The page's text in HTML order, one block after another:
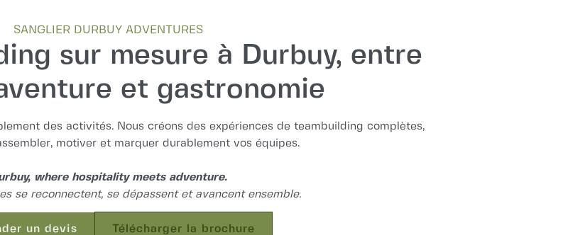
SANGLIER DURBUY ADVENTURES
sur mesure à Durbuy, entre
et gastronomie
des activités. Nous créons des expériences de teambuilding complètes,
motiver et marquer durablement vos équipes.
where hospitality meets adventure.
se reconnectent, se dépassent et avancent ensemble.
un devis Télécharger la brochure